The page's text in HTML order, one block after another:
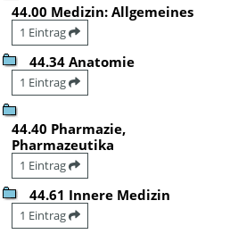
44.00 Medizin: Allgemeines
1 Eintrag
44.34 Anatomie
1 Eintrag
44.40 Pharmazie,
Pharmazeutika
1 Eintrag
44.61 Innere Medizin
1 Eintrag